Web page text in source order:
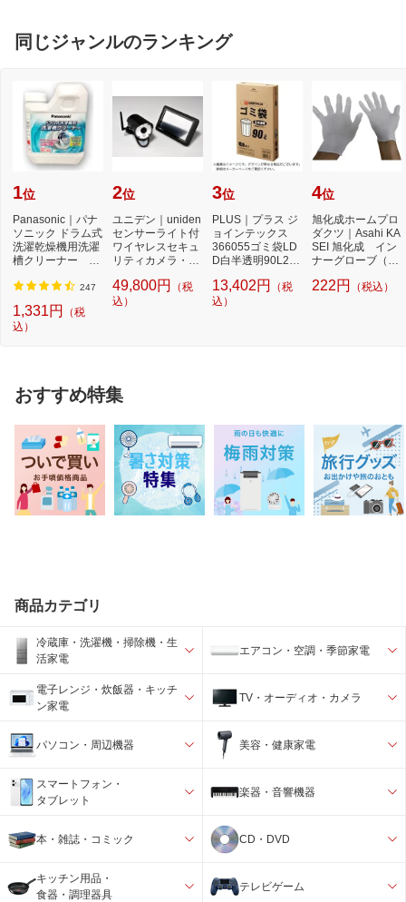
同じジャンルのランキング
1位
Panasonic｜パナ
ソニック ドラム式
洗濯乾燥機用洗濯
槽クリーナー N-
濯...
247
1,331円
（税
込）
2位
ユニデン｜uniden
センサーライト付
ワイヤレスセキュ
リティカメラ・モ
49,800円
（税
込）
3位
PLUS｜プラス ジ
ョインテックス
366055ゴミ袋LD
D白半透明90L2百
15J-9...
13,402円
（税
込）
4位
旭化成ホームプロ
ダクツ｜Asahi KA
SEI 旭化成 イン
ナーグローブ（薄
プ）...
222円 （税込）
おすすめ特集
商品カテゴリ
冷蔵庫・洗濯機・掃除機・生
活家電
エアコン・空調・季節家電
電子レンジ・炊飯器・キッチ
ン家電
TV・オーディオ・カメラ
パソコン・周辺機器 美容・健康家電
スマートフォン・
タブレット
楽器・音響機器
本・雑誌・コミック CD・DVD
キッチン用品・
食器・調理器具
テレビゲーム